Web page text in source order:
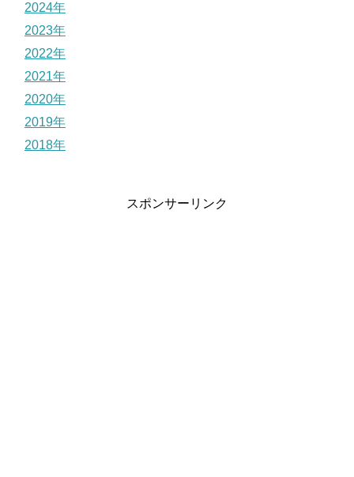
2024年
2023年
2022年
2021年
2020年
2019年
2018年
スポンサーリンク